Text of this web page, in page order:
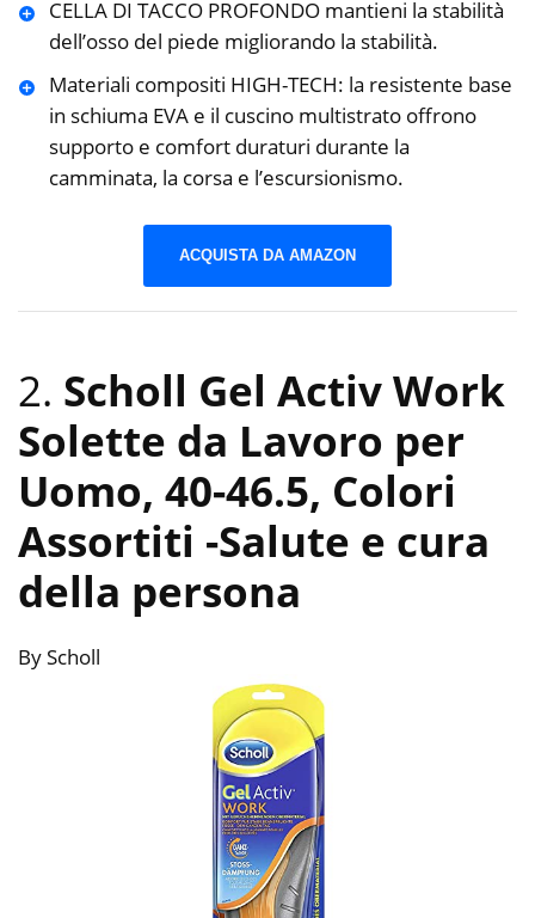
CELLA DI TACCO PROFONDO mantieni la stabilità
dell’osso del piede migliorando la stabilità.
Materiali compositi HIGH-TECH: la resistente base
in schiuma EVA e il cuscino multistrato offrono
supporto e comfort duraturi durante la
camminata, la corsa e l’escursionismo.
ACQUISTA DA AMAZON
2. Scholl Gel Activ Work
Solette da Lavoro per
Uomo, 40-46.5, Colori
Assortiti -Salute e cura
della persona
By Scholl